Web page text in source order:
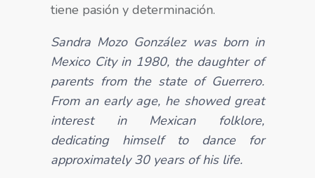
tiene pasión y determinación.
Sandra Mozo González was born in
Mexico City in 1980, the daughter of
parents from the state of Guerrero.
From an early age, he showed great
interest in Mexican folklore,
dedicating himself to dance for
approximately 30 years of his life.